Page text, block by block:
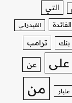
التي
الفائدة الفيدرالي
بنك ترامب
على عن
مليار من